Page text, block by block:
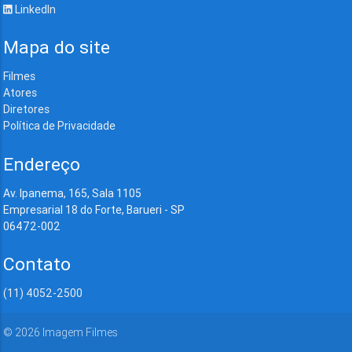
LinkedIn
Mapa do site
Filmes
Atores
Diretores
Política de Privacidade
Endereço
Av. Ipanema, 165, Sala 1105
Empresarial 18 do Forte, Barueri - SP
06472-002
Contato
(11) 4052-2500
© 2026 Imagem Filmes